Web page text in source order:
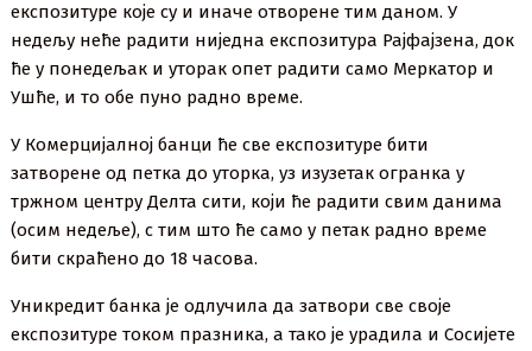
експозитуре које су и иначе отворене тим даном. У
недељу неће радити ниједна експозитура Рајфајзена, док
ће у понедељак и уторак опет радити само Меркатор и
Ушће, и то обе пуно радно време.
У Комерцијалној банци ће све експозитуре бити
затворене од петка до уторка, уз изузетак огранка у
тржном центру Делта сити, који ће радити свим данима
(осим недеље), с тим што ће само у петак радно време
бити скраћено до 18 часова.
Уникредит банка је одлучила да затвори све своје
експозитуре током празника, а тако је урадила и Сосијете